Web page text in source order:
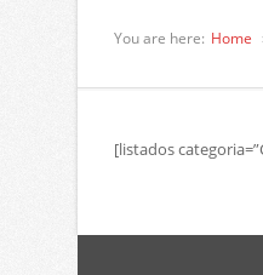
You are here: Home
[listados